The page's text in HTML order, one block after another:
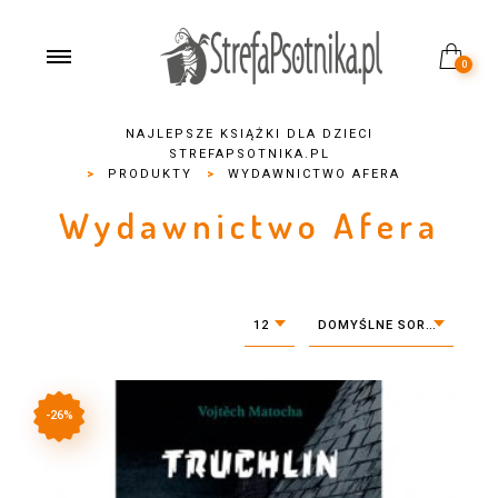
0
NAJLEPSZE KSIĄŻKI DLA DZIECI
STREFAPSOTNIKA.PL
>
PRODUKTY > WYDAWNICTWO AFERA
Wydawnictwo Afera
12 DOMYŚLNE SORTOWANIE
-26%